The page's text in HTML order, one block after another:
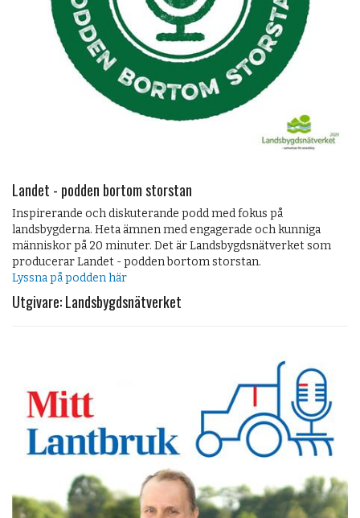
Landet - podden bortom storstan
Inspirerande och diskuterande podd med fokus på
landsbygderna. Heta ämnen med engagerade och kunniga
människor på 20 minuter. Det är Landsbygdsnätverket som
producerar Landet - podden bortom storstan.
Lyssna på podden här
Utgivare: Landsbygdsnätverket